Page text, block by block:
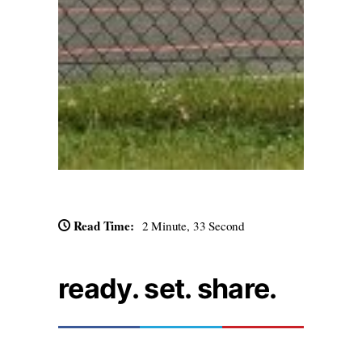
Read Time: 2 Minute, 33 Second
ready. set. share.